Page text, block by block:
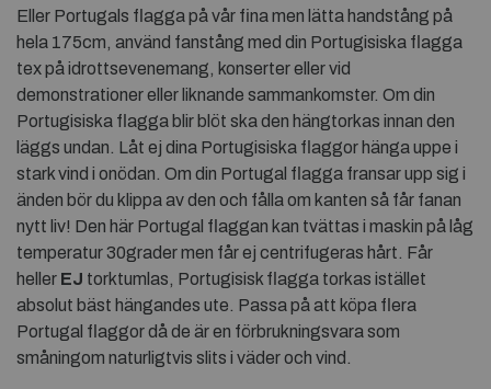
Eller Portugals flagga på vår fina men lätta handstång på
hela 175cm, använd fanstång med din Portugisiska flagga
tex på idrottsevenemang, konserter eller vid
demonstrationer eller liknande sammankomster. Om din
Portugisiska flagga blir blöt ska den hängtorkas innan den
läggs undan. Låt ej dina Portugisiska flaggor hänga uppe i
stark vind i onödan. Om din Portugal flagga fransar upp sig i
änden bör du klippa av den och fålla om kanten så får fanan
nytt liv! Den här Portugal flaggan kan tvättas i maskin på låg
temperatur 30grader men får ej centrifugeras hårt. Får
heller EJ torktumlas, Portugisisk flagga torkas istället
absolut bäst hängandes ute. Passa på att köpa flera
Portugal flaggor då de är en förbrukningsvara som
småningom naturligtvis slits i väder och vind.